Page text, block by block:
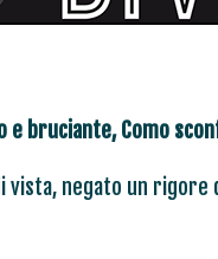
e bruciante, Como
negato un rigore